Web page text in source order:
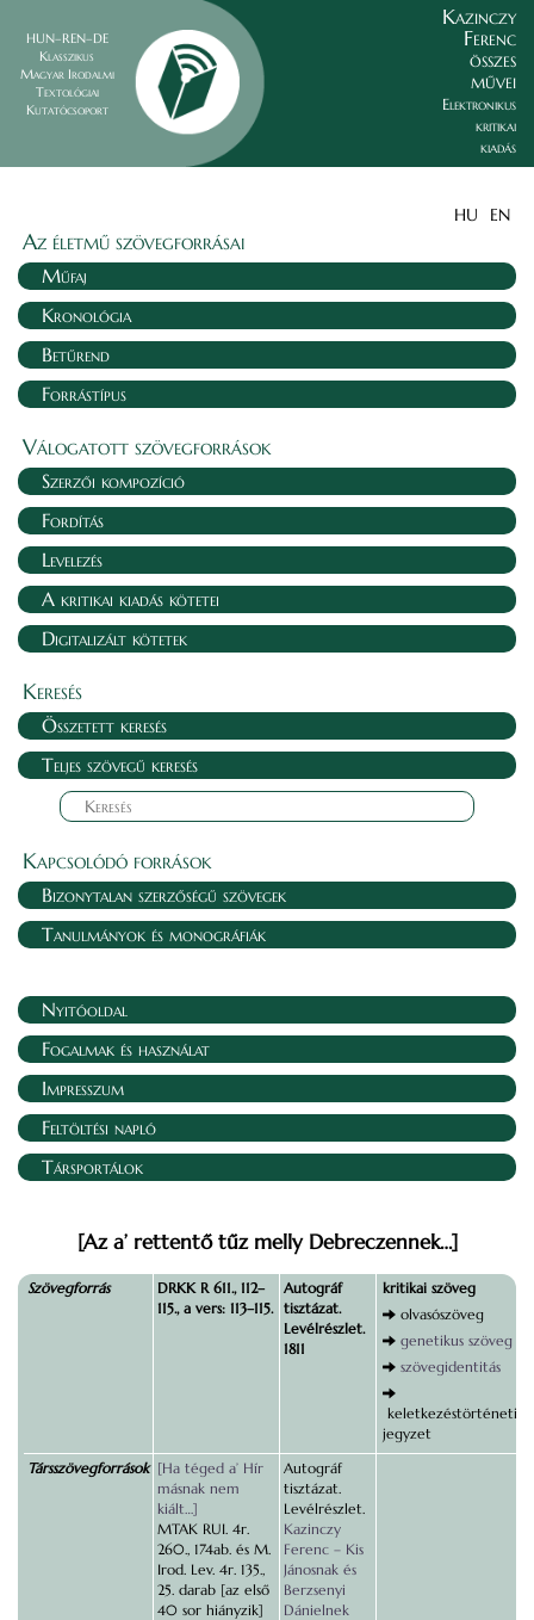
HUN–REN–DE
Klasszikus
Magyar Irodalmi
Textológiai
Kutatócsoport
Kazinczy
Ferenc
összes
művei
Elektronikus
kritikai
kiadás
HU EN
Az életmű szövegforrásai
Műfaj
Kronológia
Betűrend
Forrástípus
Válogatott szövegforrások
Szerzői kompozíció
Fordítás
Levelezés
A kritikai kiadás kötetei
Digitalizált kötetek
Keresés
Összetett keresés
Teljes szövegű keresés
Kapcsolódó források
Bizonytalan szerzőségű szövegek
Tanulmányok és monográfiák
Nyitóoldal
Fogalmak és használat
Impresszum
Feltöltési napló
Társportálok
[Az a’ rettentő tűz melly Debreczennek…]
Szövegforrás
DRKK R 611., 112–
115., a vers: 113–115.
Autográf
tisztázat.
Levélrészlet.
1811
kritikai szöveg
olvasószöveg
genetikus szöveg
szövegidentitás
keletkezéstörténeti
jegyzet
Társszövegforrások [Ha téged a’ Hír
másnak nem
kiált…]
MTAK RUI. 4r.
260., 174ab. és M.
Irod. Lev. 4r. 135.,
25. darab [az első
40 sor hiányzik]
Autográf
tisztázat.
Levélrészlet.
Kazinczy
Ferenc – Kis
Jánosnak és
Berzsenyi
Dánielnek